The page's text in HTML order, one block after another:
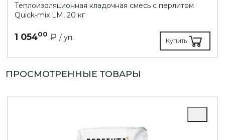
Теплоизоляционная кладочная смесь с перлитом
Quick-mix LM, 20 кг
1 05400 ₽ / уп. Купить
ПРОСМОТРЕННЫЕ ТОВАРЫ